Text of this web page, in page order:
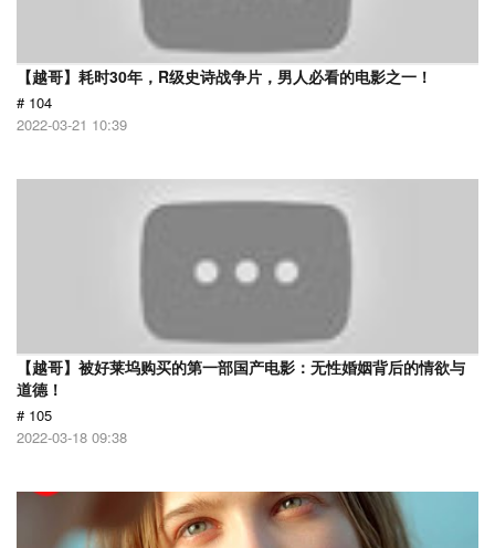
【越哥】耗时30年，R级史诗战争片，男人必看的电影之一！
# 104
2022-03-21 10:39
【越哥】被好莱坞购买的第一部国产电影：无性婚姻背后的情欲与
道德！
# 105
2022-03-18 09:38